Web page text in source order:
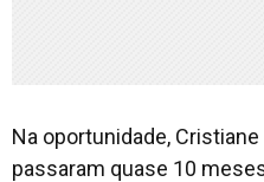
Na oportunidade,
passaram quase 10